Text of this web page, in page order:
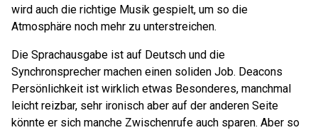
wird auch die richtige Musik gespielt, um so die
Atmosphäre noch mehr zu unterstreichen.
Die Sprachausgabe ist auf Deutsch und die
Synchronsprecher machen einen soliden Job. Deacons
Persönlichkeit ist wirklich etwas Besonderes, manchmal
leicht reizbar, sehr ironisch aber auf der anderen Seite
könnte er sich manche Zwischenrufe auch sparen. Aber so